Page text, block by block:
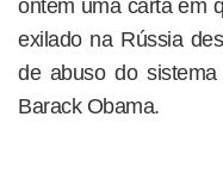
ontem uma carta em
exilado na Rússia
de abuso do
Barack Obama.